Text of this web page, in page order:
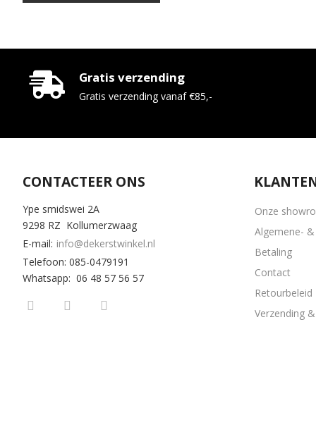
Gratis verzending
Gratis verzending vanaf €85,-
CONTACTEER ONS
Ype smidswei 2A
9298 RZ Kollumerzwaag
E-mail: info@dekerstwinkel.nl
Telefoon: 085-0479191
Whatsapp: 06 48 57 56 57
Onze
Algemene-
Betaling
Contact
Retourbeleid
Verzending